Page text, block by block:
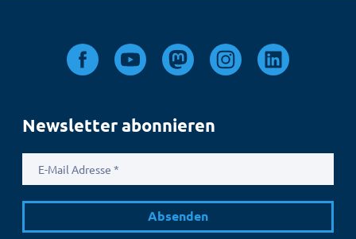
Newsletter abonnieren
Mail
Adresse